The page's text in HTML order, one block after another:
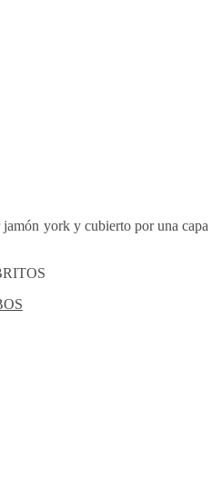
york y cubierto por una